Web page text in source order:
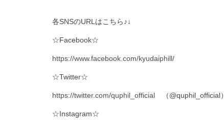
各SNSのURLはこちら♪↓
☆Facebook☆
https://www.facebook.com/kyudaiphill/
☆Twitter☆
https://twitter.com/quphil_official （@quphil_official）
☆Instagram☆